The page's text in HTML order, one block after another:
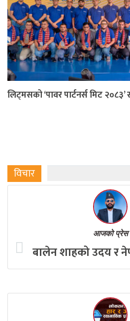
लिट्मसको ‘पावर पार्टनर्स मिट २०८३’
विचार
आजको प्रेस
बालेन शाहको उदय र